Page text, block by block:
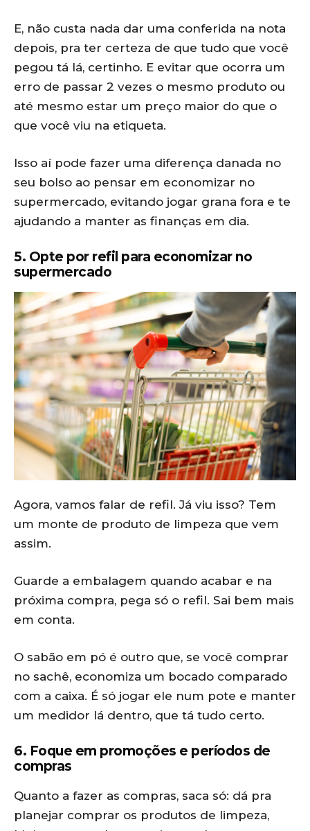
E, não custa nada dar uma conferida na nota
depois, pra ter certeza de que tudo que você
pegou tá lá, certinho. E evitar que ocorra um
erro de passar 2 vezes o mesmo produto ou
até mesmo estar um preço maior do que o
que você viu na etiqueta.
Isso aí pode fazer uma diferença danada no
seu bolso ao pensar em economizar no
supermercado, evitando jogar grana fora e te
ajudando a manter as finanças em dia.
5. Opte por refil para economizar no
supermercado
Agora, vamos falar de refil. Já viu isso? Tem
um monte de produto de limpeza que vem
assim.
Guarde a embalagem quando acabar e na
próxima compra, pega só o refil. Sai bem mais
em conta.
O sabão em pó é outro que, se você comprar
no sachê, economiza um bocado comparado
com a caixa. É só jogar ele num pote e manter
um medidor lá dentro, que tá tudo certo.
6. Foque em promoções e períodos de
compras
Quanto a fazer as compras, saca só: dá pra
planejar comprar os produtos de limpeza,